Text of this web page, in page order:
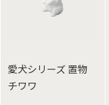
愛犬シリーズ 置物
チワワ